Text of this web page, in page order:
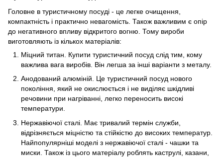
Головне в туристичному посуді - це легке очищення,
компактність і практично невагомість. Також важливим є опір
до негативного впливу відкритого вогню. Тому вироби
виготовляють із кількох матеріалів:
Міцний титан. Купити туристичний посуд слід тим, кому
важлива вага виробів. Він легша за інші варіанти з металу.
Анодований алюміній. Це туристичний посуд нового
покоління, який не окислюється і не виділяє шкідливі
речовини при нагріванні, легко переносить високі
температури.
Нержавіючої сталі. Має тривалий термін служби,
відрізняється міцністю та стійкістю до високих температур.
Найпопулярніші моделі з нержавіючої сталі - чашки та
миски. Також із цього матеріалу роблять каструлі, казани,